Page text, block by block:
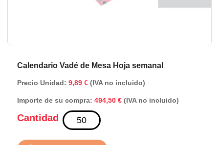
Calendario Vadé de Mesa Hoja semanal
Precio Unidad: 9,89 € (IVA no incluido)
Importe de su compra: 494,50 € (IVA no incluido)
Cantidad